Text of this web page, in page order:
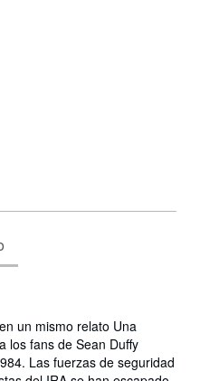
un mismo relato Una
los fans de Sean Duffy
Las fuerzas de seguridad